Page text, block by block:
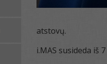
atstovų.
i.MAS susideda iš